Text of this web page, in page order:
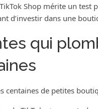
Shop mérite un test
d’investir dans une
qui
centaines de petites